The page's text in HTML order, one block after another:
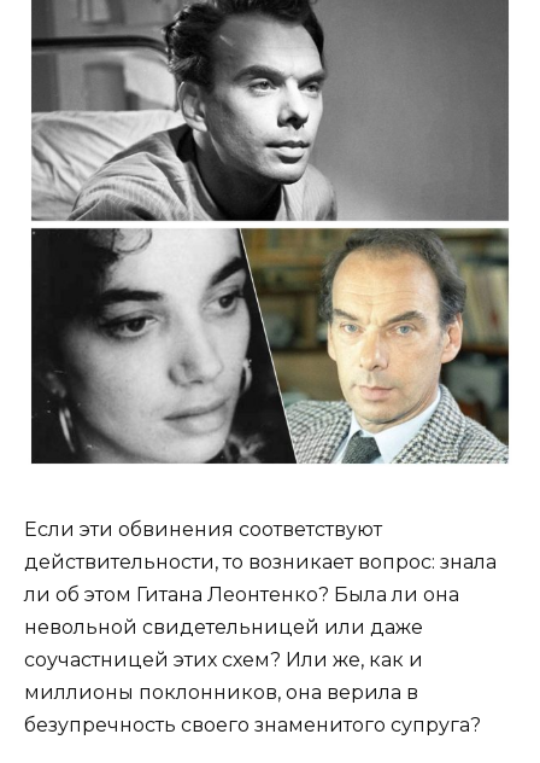
Если эти обвинения соответствуют
действительности, то возникает вопрос: знала
ли об этом Гитана Леонтенко? Была ли она
невольной свидетельницей или даже
соучастницей этих схем? Или же, как и
миллионы поклонников, она верила в
безупречность своего знаменитого супруга?